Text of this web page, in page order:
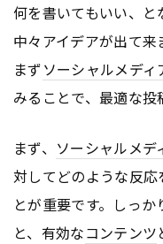
何を書いてもいい、
中々アイデアが出て来
まずソーシャルメディ
みることで、最適な投
まず、 ソーシャルメデ
対してどのような反
とが重要です。しっ
と、有効なコンテンツ